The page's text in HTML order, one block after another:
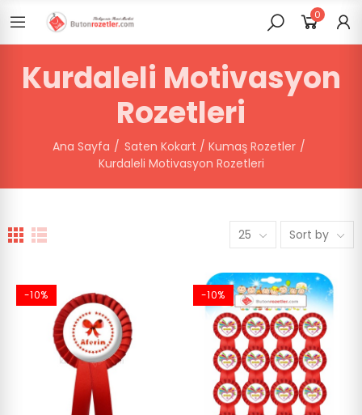
0
Kurdaleli Motivasyon
Rozetleri
Ana Sayfa
Saten Kokart / Kumaş Rozetler
Kurdaleli Motivasyon Rozetleri
25 Sort by
-10% -10%